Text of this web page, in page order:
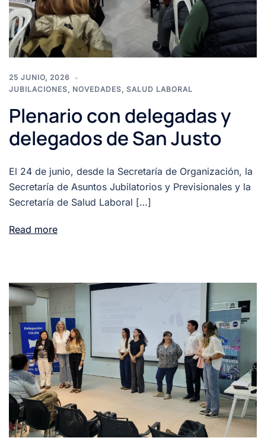
25 JUNIO, 2026
JUBILACIONES, NOVEDADES, SALUD LABORAL
Plenario con delegadas y
delegados de San Justo
El 24 de junio, desde la Secretaría de Organización, la
Secretaría de Asuntos Jubilatorios y Previsionales y la
Secretaría de Salud Laboral […]
Read more